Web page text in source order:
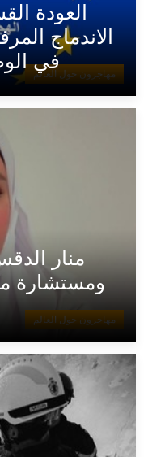
مهاجرون حول العالم
العودة
الاندماج
في
مهاجرون حول العالم
منار
ومستشارة